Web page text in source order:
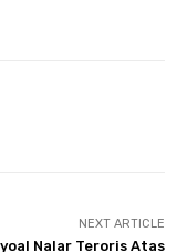
NEXT ARTICLE
Nalar Teroris Atas